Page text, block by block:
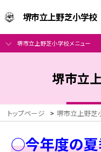
堺市立上野芝小学校
堺市立上野芝小学校メニュー
堺市立
トップページ > 堺市立上野芝
○今年度の夏